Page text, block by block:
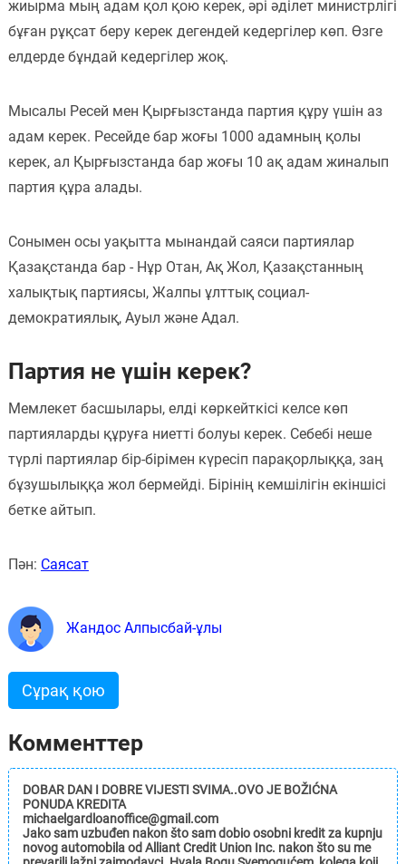
жиырма мың адам қол қою керек, әрі әділет министрлігі
бұған рұқсат беру керек дегендей кедергілер көп. Өзге
елдерде бұндай кедергілер жоқ.
Мысалы Ресей мен Қырғызстанда партия құру үшін аз
адам керек. Ресейде бар жоғы 1000 адамның қолы
керек, ал Қырғызстанда бар жоғы 10 ақ адам жиналып
партия құра алады.
Сонымен осы уақытта мынандай саяси партиялар
Қазақстанда бар - Нұр Отан, Ақ Жол, Қазақстанның
халықтық партиясы, Жалпы ұлттық социал-
демократиялық, Ауыл және Адал.
Партия не үшін керек?
Мемлекет басшылары, елді көркейткісі келсе көп
партияларды құруға ниетті болуы керек. Себебі неше
түрлі партиялар бір-бірімен күресіп парақорлыққа, заң
бұзушылыққа жол бермейді. Бірінің кемшілігін екіншісі
бетке айтып.
Пән: Саясат
Жандос Алпысбай-ұлы
Сұрақ қою
Комменттер
DOBAR DAN I DOBRE VIJESTI SVIMA..OVO JE BOŽIĆNA
PONUDA KREDITA
michaelgardloanoffice@gmail.com
Jako sam uzbuđen nakon što sam dobio osobni kredit za kupnju
novog automobila od Alliant Credit Union Inc. nakon što su me